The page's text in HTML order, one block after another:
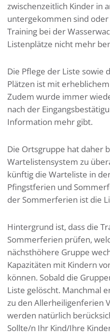
zwischenzeitlich Kinder in
untergekommen sind
Training bei der
Listenplätze nicht mehr
Die Pflege der Liste sowie
Plätzen ist mit
Zudem wurde immer
nach der
Information mehr gibt.
Die Ortsgruppe hat daher
Wartelistensystem zu
künftig die Warteliste in
Pfingstferien und
der Sommerferien ist die
Hintergrund ist, dass die
Sommerferien prüfen,
nächsthöhere Gruppe
Kapazitäten mit Kindern
können. Sobald die
Liste gelöscht. Manchmal
zu den Allerheiligenferien
werden natürlich
Sollte/n Ihr Kind/Ihre